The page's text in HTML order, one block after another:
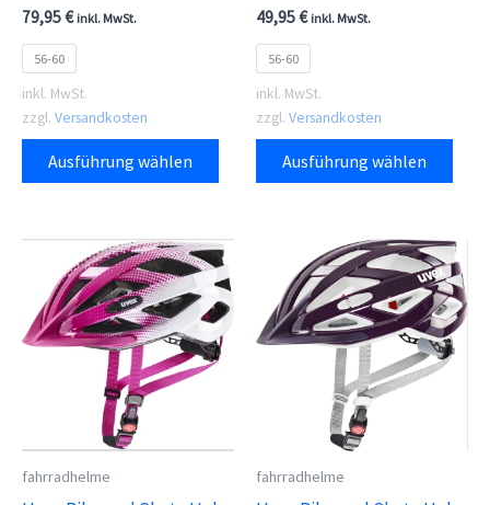
79,95€ inkl. MwSt.
56-60
inkl. MwSt.
zzgl. Versandkosten
Ausführung wählen
Dieses
Produkt
mehrere
Varianten
auf.
Die
Optionen
der
Produktseite
49,95€ inkl. MwSt.
56-60
inkl. MwSt.
zzgl. Versandkosten
Ausführung wählen
auf.
Die
der
fahrradhelme fahrradhelme